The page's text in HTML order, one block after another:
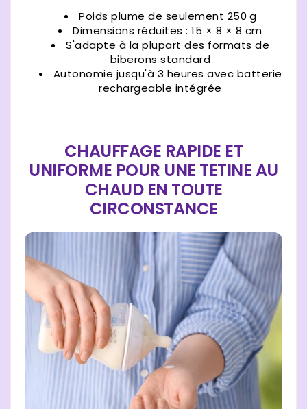
Poids plume de seulement 250 g
Dimensions réduites : 15 × 8 × 8 cm
S'adapte à la plupart des formats de
biberons standard
Autonomie jusqu'à 3 heures avec batterie
rechargeable intégrée
CHAUFFAGE RAPIDE ET
UNIFORME POUR UNE TETINE AU
CHAUD EN TOUTE
CIRCONSTANCE